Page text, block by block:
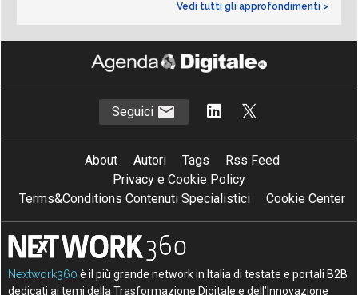
Vedi tutti gli approfondimenti >
Seguici
About Autori Tags
Rss Feed
Privacy e Cookie Policy
Terms&Conditions Contenuti Specialistici
Cookie Center
Nextwork360 è il più grande network in Italia di testate e portali B2B
dedicati ai temi della Trasformazione Digitale e dell’Innovazione